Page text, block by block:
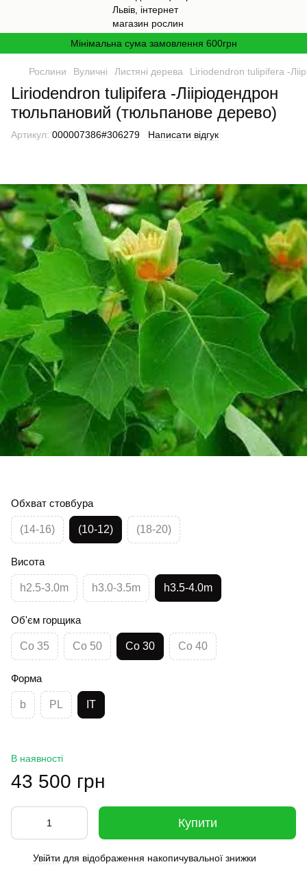
Мінімальна сума замовлення 600грн
Рослини Вуличні Листяні дерева Liriodendron tulipifera -
Liriodendron tulipifera -Лііріодендрон
тюльпановий (тюльпанове дерево)
Артикул: 000007386#306279 Написати відгук
Обхват стовбура
(14-16) (10-12) (18-20)
Висота
h2.5-3.0m h3.0-3.5m h3.5-4.0m
Об'єм горщика
Co 35 Co 50 Co 30 Co 40
Форма
b PL IT
В наявності
43 500 грн
Купити
Увійти для відображення накопичувальної знижки